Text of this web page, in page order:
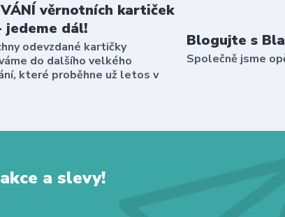
věrnotních kartiček
jedeme dál!
odevzdané kartičky
do dalšího velkého
které proběhne už letos v
Blogujte s
Společně jsme
a slevy!